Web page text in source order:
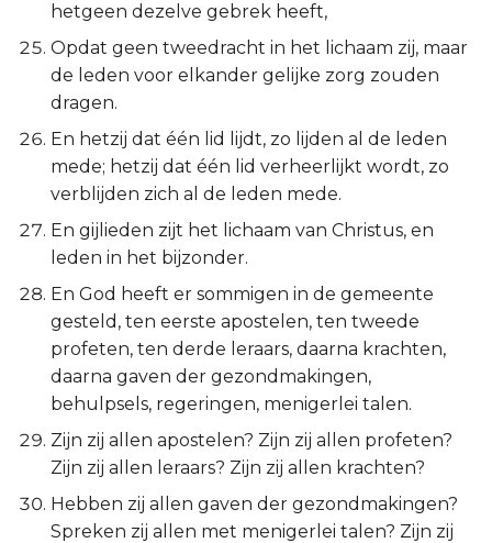
hetgeen dezelve gebrek heeft,
Opdat geen tweedracht in het lichaam zij, maar
de leden voor elkander gelijke zorg zouden
dragen.
En hetzij dat één lid lijdt, zo lijden al de leden
mede; hetzij dat één lid verheerlijkt wordt, zo
verblijden zich al de leden mede.
En gijlieden zijt het lichaam van Christus, en
leden in het bijzonder.
En God heeft er sommigen in de gemeente
gesteld, ten eerste apostelen, ten tweede
profeten, ten derde leraars, daarna krachten,
daarna gaven der gezondmakingen,
behulpsels, regeringen, menigerlei talen.
Zijn zij allen apostelen? Zijn zij allen profeten?
Zijn zij allen leraars? Zijn zij allen krachten?
Hebben zij allen gaven der gezondmakingen?
Spreken zij allen met menigerlei talen? Zijn zij